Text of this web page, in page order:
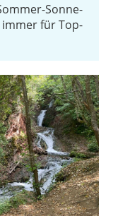
Sonne-
für Top-